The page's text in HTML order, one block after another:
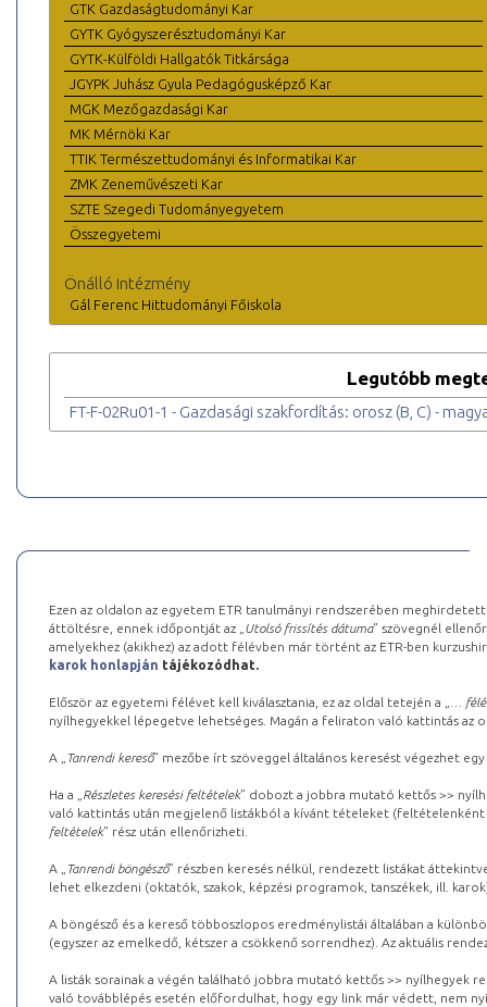
GTK Gazdaságtudományi Kar
GYTK Gyógyszerésztudományi Kar
GYTK-Külföldi Hallgatók Titkársága
JGYPK Juhász Gyula Pedagógusképző Kar
MGK Mezőgazdasági Kar
MK Mérnöki Kar
TTIK Természettudományi és Informatikai Kar
ZMK Zeneművészeti Kar
SZTE Szegedi Tudományegyetem
Összegyetemi
Önálló intézmény
Gál Ferenc Hittudományi Főiskola
Legutóbb
FT-F-02Ru01-1 - Gazdasági szakfordítás: orosz (B, C) -
Ezen az oldalon az egyetem ETR tanulmányi rendszerében
áttöltésre, ennek időpontját az „ Utolsó frissítés dátuma” szövegnél
amelyekhez (akikhez) az adott félévben már történt az ETR-ben
karok honlapján tájékozódhat.
Először az egyetemi félévet kell kiválasztania, ez az oldal tetején a „
…
nyílhegyekkel lépegetve lehetséges. Magán a feliraton való kattintás az
A „ Tanrendi kereső” mezőbe írt szöveggel általános keresést végezhet
Ha a „ Részletes keresési feltételek” dobozt a jobbra mutató kettős >>
való kattintás után megjelenő listákból a kívánt tételeket (feltételenként
feltételek” rész után ellenőrizheti.
A „ Tanrendi böngésző” részben keresés nélkül, rendezett listákat
lehet elkezdeni (oktatók, szakok, képzési programok, tanszékek, ill.
A böngésző és a kereső többoszlopos eredménylistái általában a
(egyszer az emelkedő, kétszer a csökkenő sorrendhez). Az aktuális
A listák sorainak a végén található jobbra mutató kettős >> nyílhegyek
való továbblépés esetén előfordulhat, hogy egy link már védett, nem